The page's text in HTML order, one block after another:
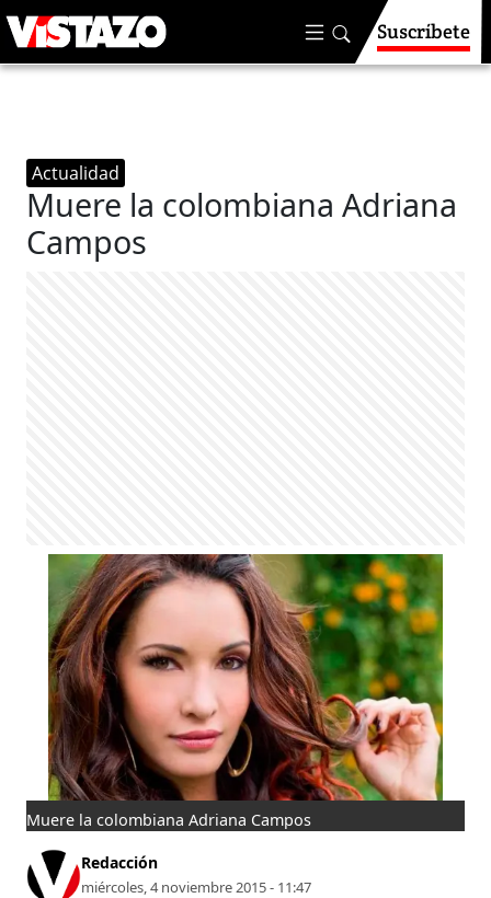
Suscríbete
Actualidad
Muere la colombiana Adriana
Campos
Muere la colombiana Adriana Campos
Redacción
miércoles, 4 noviembre 2015 - 11:47